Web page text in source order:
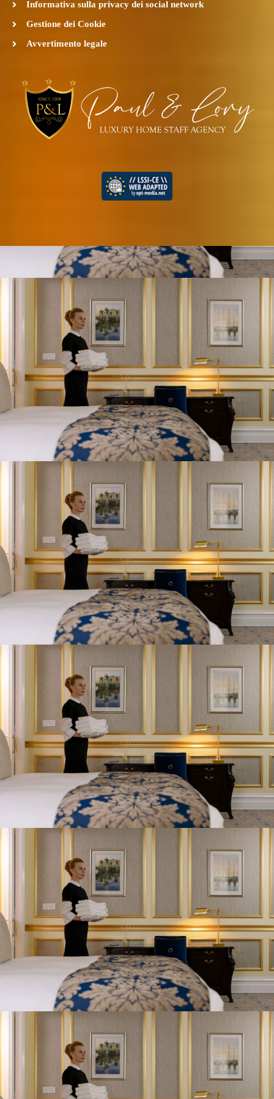
Informativa sulla privacy dei social network
Gestione dei Cookie
Avvertimento legale